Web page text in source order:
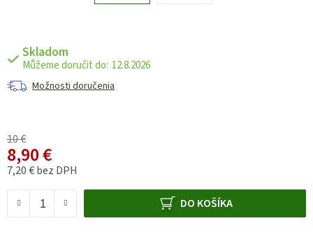
Skladom
12.8.2026
Možnosti doručenia
10 €
8,90 €
7,20 € bez DPH
DO KOŠÍKA